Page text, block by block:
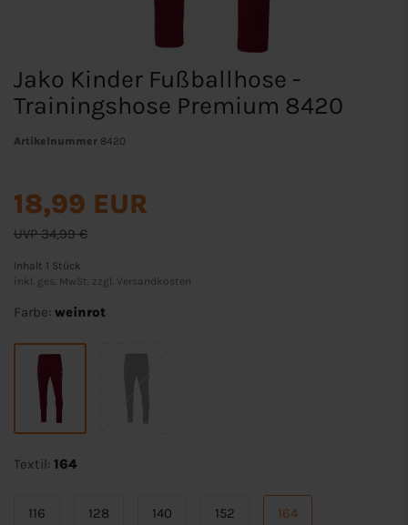
Jako Kinder Fußballhose -
Trainingshose Premium 8420
Artikelnummer 8420
UVP 34,99 €
18,99 EUR
Inhalt 1 Stück
inkl. ges. MwSt. zzgl.
Versandkosten
Farbe: weinrot
Textil: 164
116 128 140 152 164